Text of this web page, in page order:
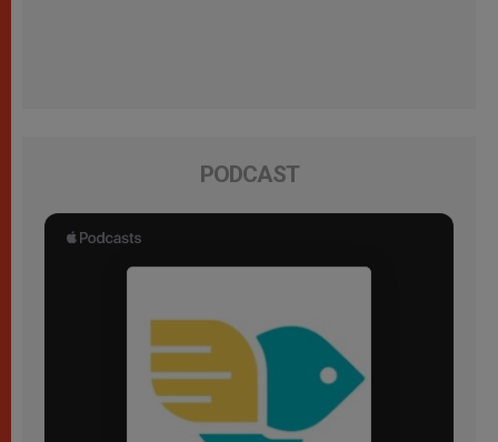
PODCAST